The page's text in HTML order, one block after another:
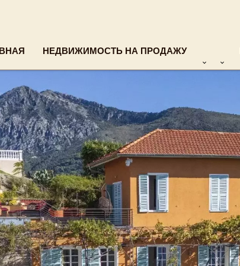
НЕДВИЖИМОСТЬ НА ПРОДАЖУ